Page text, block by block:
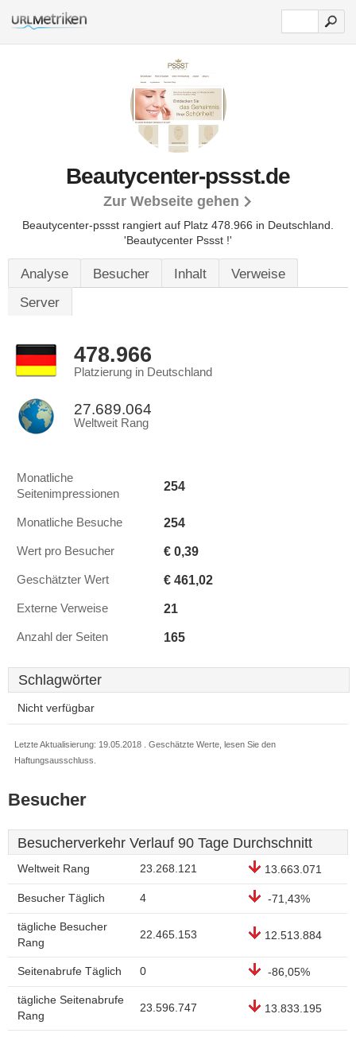
Beautycenter-pssst.de
Zur Webseite gehen
Beautycenter-pssst rangiert auf Platz 478.966 in Deutschland.
'Beautycenter Pssst !'
Analyse Besucher Inhalt
Verweise
Server
478.966
Platzierung in Deutschland
27.689.064
Weltweit Rang
Monatliche
Seitenimpressionen
254
Monatliche Besuche 254
Wert pro Besucher € 0,39
Geschätzter Wert € 461,02
Externe Verweise 21
Anzahl der Seiten 165
Schlagwörter
Nicht verfügbar
Letzte Aktualisierung: 19.05.2018 . Geschätzte Werte, lesen Sie den
Haftungsausschluss.
Besucher
Besucherverkehr Verlauf 90 Tage Durchschnitt
Weltweit Rang 23.268.121 13.663.071
Besucher Täglich 4 -71,43%
tägliche Besucher
Rang
22.465.153 12.513.884
Seitenabrufe Täglich 0 -86,05%
tägliche Seitenabrufe
Rang
23.596.747 13.833.195